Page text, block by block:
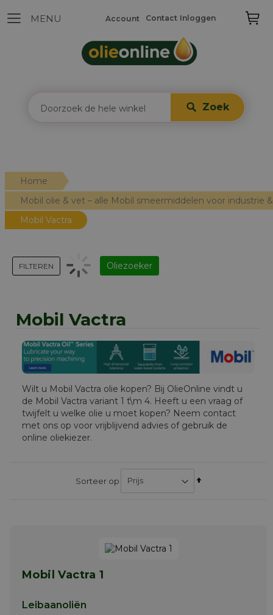
Zoek
Contact Inloggen
Account
Home
Mobil olie & vet – alle Mobil smeermiddelen voor industrie
Mobil Vactra
Mobil Vactra
Wilt u Mobil Vactra olie kopen? Bij OlieOnline vindt u
de Mobil Vactra variant 1 t\m 4. Heeft u een vraag of
twijfelt u welke olie u moet kopen? Neem contact
met ons op voor vrijblijvend advies of gebruik de
online oliekiezer.
Sorteer op
Van
Mobil Vactra 1
Leibaanoliën
FILTEREN Oliezoeker